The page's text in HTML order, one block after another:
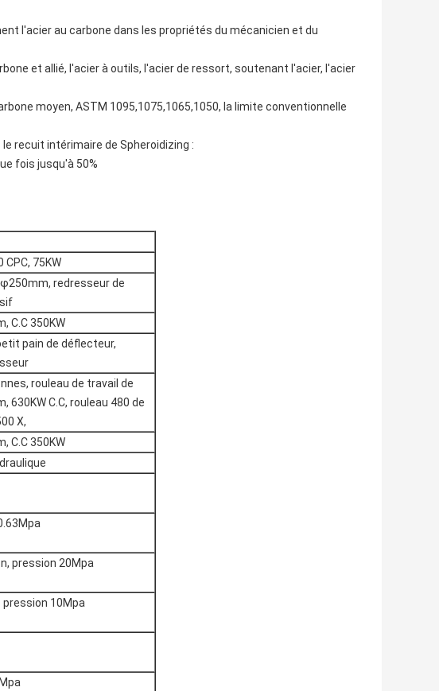
l'acier au carbone dans les propriétés du mécanicien et du
et allié, l'acier à outils, l'acier de ressort, soutenant l'acier, l'acier
moyen, ASTM 1095,1075,1065,1050, la limite conventionnelle
recuit intérimaire de Spheroidizing :
fois jusqu'à 50%
CPC, 75KW
redresseur de
C.C 350KW
pain de déflecteur,
rouleau de travail de
630KW C.C, rouleau 480 de
X,
C.C 350KW
pression 20Mpa
pression 10Mpa